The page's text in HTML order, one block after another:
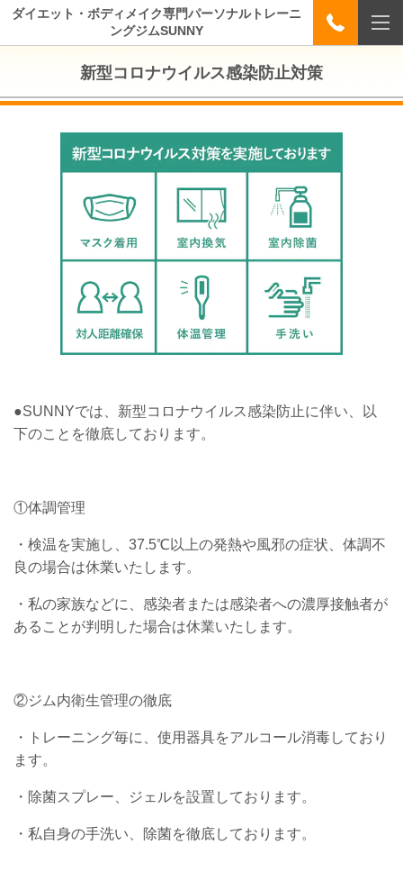
ダイエット・ボディメイク専門パーソナルトレーニ
ングジムSUNNY
新型コロナウイルス感染防止対策
●SUNNYでは、新型コロナウイルス感染防止に伴い、以
下のことを徹底しております。
①体調管理
・検温を実施し、37.5℃以上の発熱や風邪の症状、体調不
良の場合は休業いたします。
・私の家族などに、感染者または感染者への濃厚接触者が
あることが判明した場合は休業いたします。
②ジム内衛生管理の徹底
・トレーニング毎に、使用器具をアルコール消毒しており
ます。
・除菌スプレー、ジェルを設置しております。
・私自身の手洗い、除菌を徹底しております。